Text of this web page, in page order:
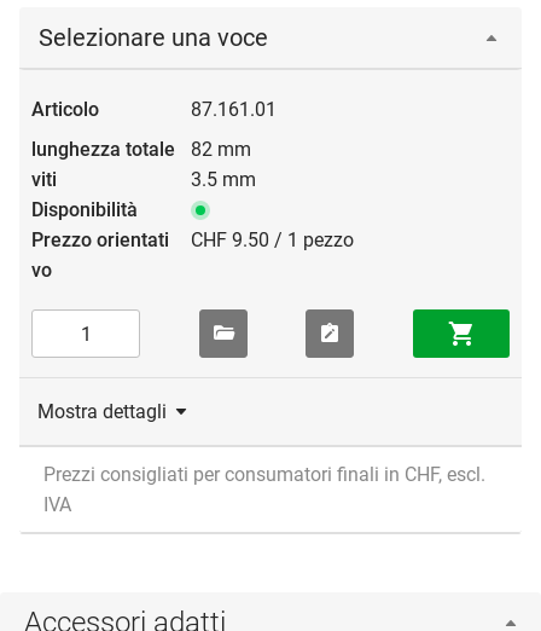
Selezionare una voce
87.161.01
82 mm
3.5 mm
CHF 9.50 / 1 pezzo
Mostra dettagli
Prezzi consigliati per consumatori finali in CHF, escl.
IVA
Accessori adatti